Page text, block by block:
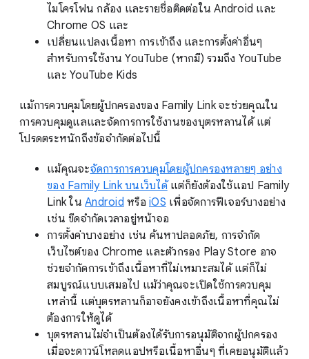
ไมโครโฟน กล้อง และรายชื่อติดต่อใน Android และ
Chrome OS และ
เปลี่ยนแปลงเนื้อหา การเข้าถึง และการตั้งค่าอื่นๆ
สำหรับการใช้งาน YouTube (หากมี) รวมถึง YouTube
และ YouTube Kids
แม้การควบคุมโดยผู้ปกครองของ Family Link จะช่วยคุณใน
การควบคุมดูแลและจัดการการใช้งานของบุตรหลานได้ แต่
โปรดตระหนักถึงข้อจำกัดต่อไปนี้
แม้คุณจะจัดการการควบคุมโดยผู้ปกครองหลายๆ อย่าง
ของ Family Link บนเว็บได้แต่ก็ยังต้องใช้แอป Family
Link ใน Android หรือ iOS เพื่อจัดการฟีเจอร์บางอย่าง
เช่น ขีดจำกัดเวลาอยู่หน้าจอ
การตั้งค่าบางอย่าง เช่น ค้นหาปลอดภัย, การจำกัด
เว็บไซต์ของ Chrome และตัวกรอง Play Store อาจ
ช่วยจำกัดการเข้าถึงเนื้อหาที่ไม่เหมาะสมได้ แต่ก็ไม่
สมบูรณ์แบบเสมอไป แม้ว่าคุณจะเปิดใช้การควบคุม
เหล่านี้ แต่บุตรหลานก็อาจยังคงเข้าถึงเนื้อหาที่คุณไม่
ต้องการให้ดูได้
บุตรหลานไม่จำเป็นต้องได้รับการอนุมัติจากผู้ปกครอง
เมื่อจะดาวน์โหลดแอปหรือเนื้อหาอื่นๆ ที่เคยอนุมัติแล้ว